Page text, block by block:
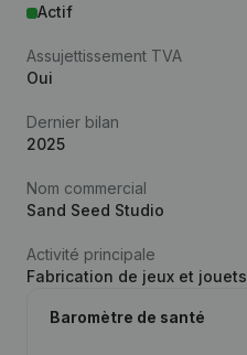
Actif
Assujettissement TVA
Oui
Dernier bilan
2025
Nom commercial
Sand Seed Studio
Activité principale
Fabrication de jeux et jouets
Baromètre de santé